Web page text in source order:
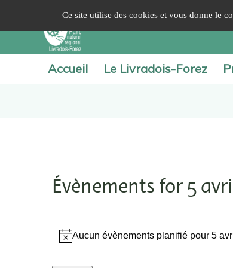
Accueil Le Livradois-Forez
Évènements for 5
Notice
Aucun évènements planifié pour 5
Ce site utilise des cookies et vous donne le